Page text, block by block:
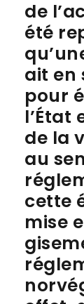
de
été
ait en
pour
l’État
de la
au
cette
mise